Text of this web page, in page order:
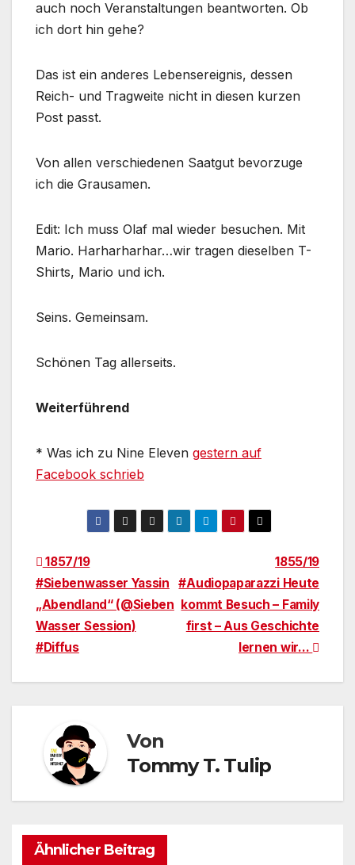
auch noch Veranstaltungen beantworten. Ob
ich dort hin gehe?
Das ist ein anderes Lebensereignis, dessen
Reich- und Tragweite nicht in diesen kurzen
Post passt.
Von allen verschiedenen Saatgut bevorzuge
ich die Grausamen.
Edit: Ich muss Olaf mal wieder besuchen. Mit
Mario. Harharharhar…wir tragen dieselben T-
Shirts, Mario und ich.
Seins. Gemeinsam.
Schönen Tag allerseits.
Weiterführend
* Was ich zu Nine Eleven gestern auf
Facebook schrieb
Beitragsnavigation
1855/19
#Audiopaparazzi Heute
kommt Besuch – Family
first – Aus Geschichte
lernen wir…
1857/19
#Siebenwasser Yassin
„Abendland“ (@Sieben
Wasser Session)
#Diffus
Von
Tommy T. Tulip
Ähnlicher Beitrag